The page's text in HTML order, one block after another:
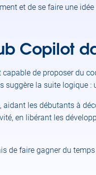
et de se faire une
Copilot
de proposer du
la suite logique
les débutants à
en libérant les
de faire gagner du